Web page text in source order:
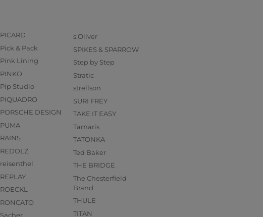
PICARD
Pick & Pack
Pink Lining
PINKO
Pip Studio
PIQUADRO
PORSCHE DESIGN
PUMA
RAINS
REDOLZ
reisenthel
REPLAY
ROECKL
RONCATO
Sacher
s.Oliver
SPIKES & SPARROW
Step by Step
Stratic
strellson
SURI FREY
TAKE IT EASY
Tamaris
TATONKA
Ted Baker
THE BRIDGE
The Chesterfield
Brand
THULE
TITAN